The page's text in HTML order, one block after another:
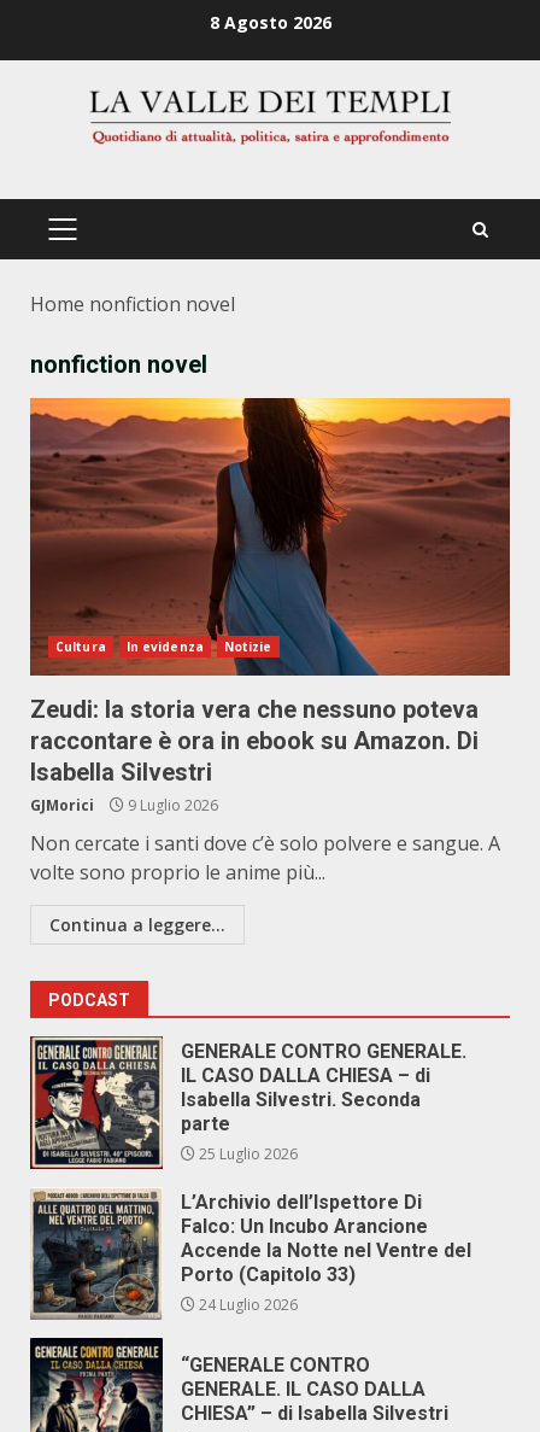
8 Agosto 2026
PRIMÄRES
Home nonfiction novel
nonfiction novel
Cultura In evidenza Notizie
Zeudi: la storia vera che nessuno poteva
raccontare è ora in ebook su Amazon. Di
Isabella Silvestri
GJMorici 9 Luglio 2026
Non cercate i santi dove c’è solo polvere e sangue. A
volte sono proprio le anime più...
Continua a leggere...
PODCAST
GENERALE CONTRO GENERALE.
IL CASO DALLA CHIESA – di
Isabella Silvestri. Seconda
parte
25 Luglio 2026
L’Archivio dell’Ispettore Di
Falco: Un Incubo Arancione
Accende la Notte nel Ventre del
Porto (Capitolo 33)
24 Luglio 2026
“GENERALE CONTRO
GENERALE. IL CASO DALLA
CHIESA” – di Isabella Silvestri